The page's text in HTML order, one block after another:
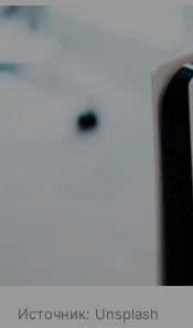
Источник: Unsplash